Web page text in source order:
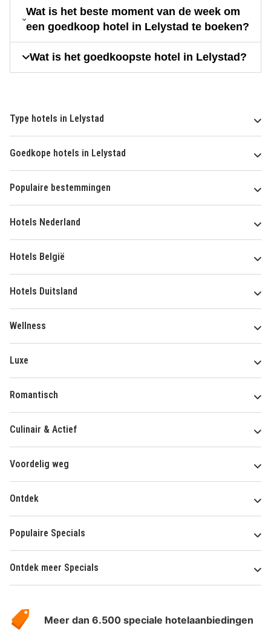
Wat is het beste moment van de week om
een goedkoop hotel in Lelystad te boeken?
Wat is het goedkoopste hotel in Lelystad?
Type hotels in Lelystad
Goedkope hotels in Lelystad
Populaire bestemmingen
Hotels Nederland
Hotels België
Hotels Duitsland
Wellness
Luxe
Romantisch
Culinair & Actief
Voordelig weg
Ontdek
Populaire Specials
Ontdek meer Specials
HotelSpecials
Meer dan 6.500 speciale hotelaanbiedingen